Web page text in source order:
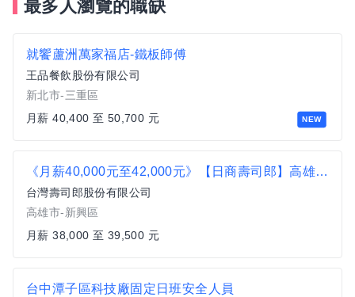
最多人瀏覽的職缺
NEW
就饗蘆洲萬家福店-鐵板師傅
王品餐飲股份有限公司
新北市-三重區
月薪 40,400 至 50,700 元
《月薪40,000元至42,000元》【日商壽司郎】高雄中正店-正職人員★歡迎二度就業、無經驗者★
台灣壽司郎股份有限公司
高雄市-新興區
月薪 38,000 至 39,500 元
台中潭子區科技廠固定日班安全人員